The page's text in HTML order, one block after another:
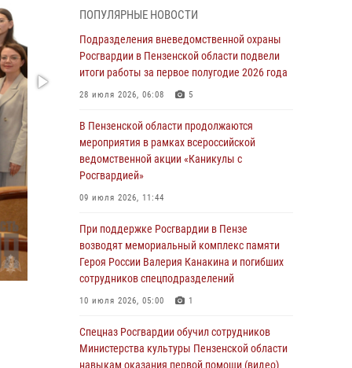
с вооружением и техникой Росгвардии
05 августа 2026, 06:15 6
В Пензе сотрудники Росгвардии оказали
помощь дезориентированному пенсионеру
В Пензе при силовой поддержке Росгвардии
пресечена деятельность ОПГ,
маскировавшейся под реабилитационный
центр (видео)
В Управлении Росгвардии по Пензенской
области подвели итоги работы за первое
полугодие 2026 года
04 августа 2026, 06:08
Росгвардия обеспечила безопасность
праздничных мероприятий в День ВДВ в
ПОПУЛЯРНЫЕ НОВОСТИ
Подразделения вневедомственной охраны
Росгвардии в Пензенской области подвели
итоги работы за первое полугодие 2026 года
28 июля 2026, 06:08 5
В Пензенской области продолжаются
мероприятия в рамках всероссийской
ведомственной акции «Каникулы с
Росгвардией»
09 июля 2026, 11:44
При поддержке Росгвардии в Пензе
возводят мемориальный комплекс памяти
Героя России Валерия Канакина и погибших
сотрудников спецподразделений
10 июля 2026, 05:00 1
Спецназ Росгвардии обучил сотрудников
Министерства культуры Пензенской области
навыкам оказания первой помощи (видео)